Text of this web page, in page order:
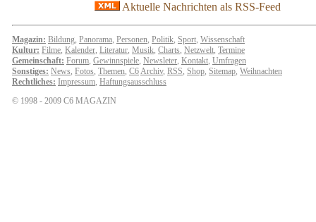
Aktuelle Nachrichten als RSS-Feed
Magazin: Bildung, Panorama, Personen, Politik, Sport, Wissenschaft
Kultur: Filme, Kalender, Literatur, Musik, Charts, Netzwelt, Termine
Gemeinschaft: Forum, Gewinnspiele, Newsleter, Kontakt, Umfragen
Sonstiges: News, Fotos, Themen, C6Archiv, RSS, Shop, Sitemap, Weihnachten
Rechtliches: Impressum, Haftungsausschluss
© 1998 - 2009 C6 MAGAZIN